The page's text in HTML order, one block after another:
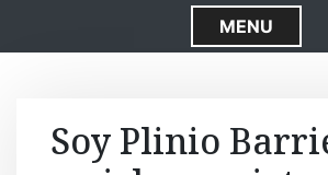
S
k
o
MENU
Soy Plinio